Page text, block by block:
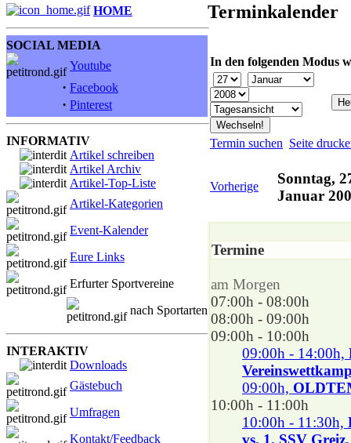
HOME
SOCIAL MEDIA
Youtube
· Facebook
· Pinterest
INFORMATIV
Artikel schreiben
Artikel Archiv
Artikel-Top-Liste
Artikel-Kategorien
Event-Kalender
Eure Links
Erfurter Sportvereine
nach Sportarten
INTERAKTIV
Downloads
Gästebuch
Umfragen
Kontakt/Feedback
Terminkalender
In den folgenden Modus
Termin suchen Seite
Vorherige
Sonntag,
Januar
Termine
am Morgen
07:00h - 08:00h
08:00h - 09:00h
09:00h - 10:00h
09:00h - 14:00h,
09:00h,
10:00h - 11:00h
10:00h - 11:30h,